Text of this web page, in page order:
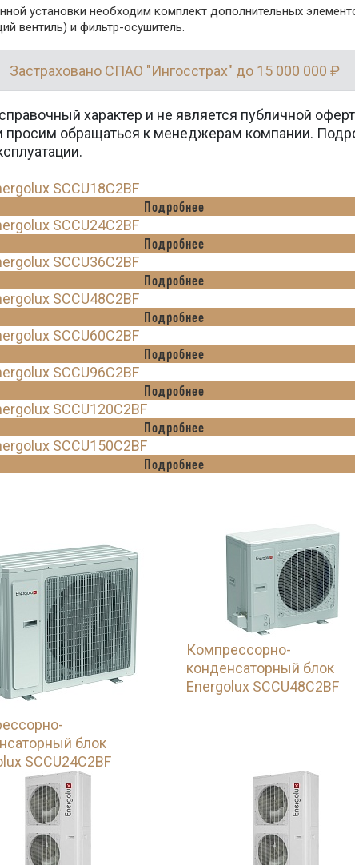
установки необходим комплект дополнительных
вентиль) и фильтр-осушитель.
Застраховано СПАО "Ингосстрах" до 15 000 000 ₽
характер и не является публичной
просим обращаться к менеджерам компании.
SCCU18C2BF
Подробнее
SCCU24C2BF
Подробнее
SCCU36C2BF
Подробнее
SCCU48C2BF
Подробнее
SCCU60C2BF
Подробнее
SCCU96C2BF
Подробнее
SCCU120C2BF
Подробнее
SCCU150C2BF
Подробнее
блок
SCCU24C2BF
Компрессорно-
конденсаторный блок
Energolux SCCU48C2BF